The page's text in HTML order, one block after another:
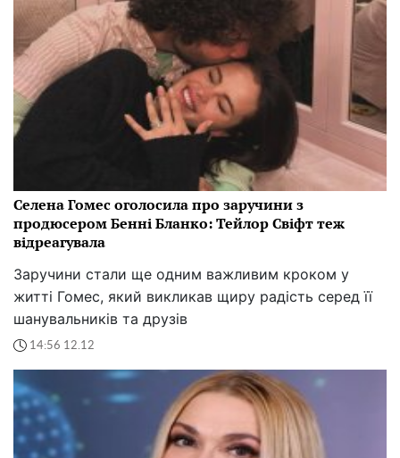
Селена Гомес оголосила про заручини з
продюсером Бенні Бланко: Тейлор Свіфт теж
відреагувала
Заручини стали ще одним важливим кроком у
житті Гомес, який викликав щиру радість серед її
шанувальників та друзів
14:56 12.12